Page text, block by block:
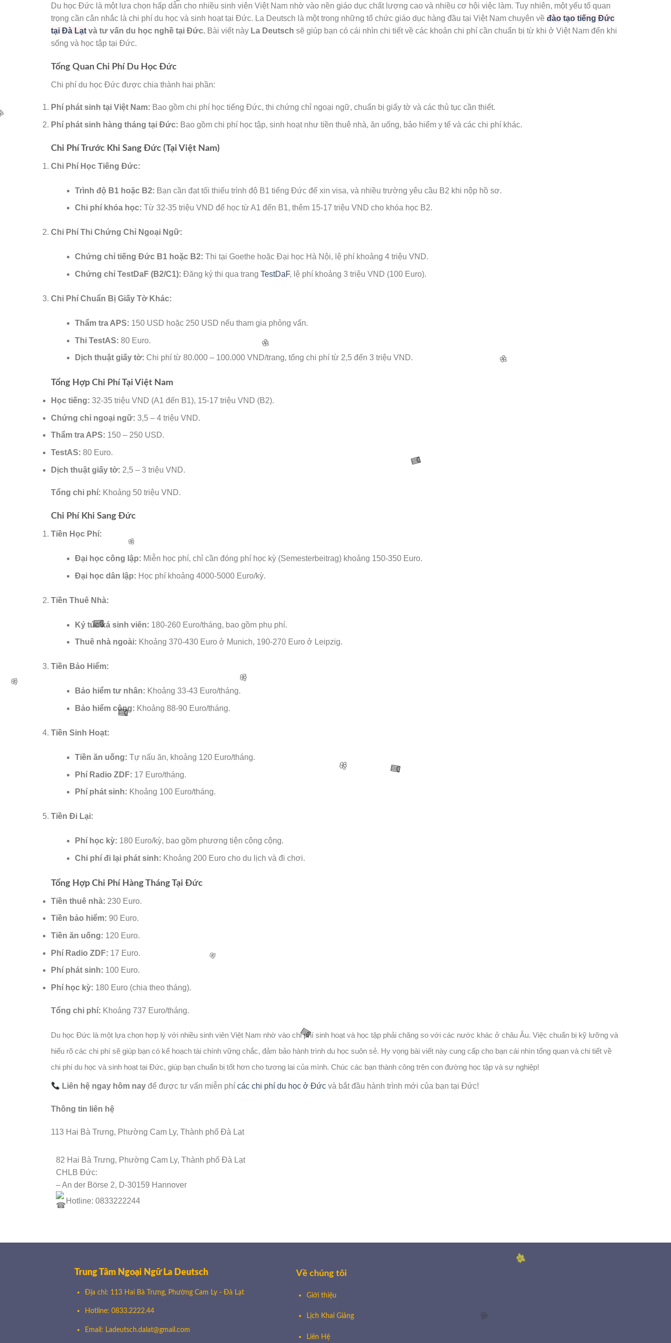
🌸
🧧
🧧
🌸
🌸
🌸
Du học Đức là một lựa chọn hấp dẫn cho nhiều sinh viên Việt Nam nhờ vào nền giáo dục chất lượng cao và nhiều cơ hội việc làm. Tuy nhiên, một yếu tố quan
trọng cần cân nhắc là chi phí du học và sinh hoạt tại Đức. La Deutsch là một trong những tổ chức giáo dục hàng đầu tại Việt Nam chuyên về đào tạo tiếng Đức
tại Đà Lạt và tư vấn du học nghề tại Đức. Bài viết này La Deutsch sẽ giúp bạn có cái nhìn chi tiết về các khoản chi phí cần chuẩn bị từ khi ở Việt Nam đến khi
sống và học tập tại Đức.
Tổng Quan Chi Phí Du Học Đức
Chi phí du học Đức được chia thành hai phần:
Phí phát sinh tại Việt Nam: Bao gồm chi phí học tiếng Đức, thi chứng chỉ ngoại ngữ, chuẩn bị giấy tờ và các thủ tục cần thiết.
Phí phát sinh hàng tháng tại Đức: Bao gồm chi phí học tập, sinh hoạt như tiền thuê nhà, ăn uống, bảo hiểm y tế và các chi phí khác.
Chi Phí Trước Khi Sang Đức (Tại Việt Nam)
Chi Phí Học Tiếng Đức:
Trình độ B1 hoặc B2: Bạn cần đạt tối thiểu trình độ B1 tiếng Đức để xin visa, và nhiều trường yêu cầu B2 khi nộp hồ sơ.
Chi phí khóa học: Từ 32-35 triệu VND để học từ A1 đến B1, thêm 15-17 triệu VND cho khóa học B2.
Chi Phí Thi Chứng Chỉ Ngoại Ngữ:
Chứng chỉ tiếng Đức B1 hoặc B2: Thi tại Goethe hoặc Đại học Hà Nội, lệ phí khoảng 4 triệu VND.
Chứng chỉ TestDaF (B2/C1): Đăng ký thi qua trang TestDaF, lệ phí khoảng 3 triệu VND (100 Euro).
Chi Phí Chuẩn Bị Giấy Tờ Khác:
Thẩm tra APS: 150 USD hoặc 250 USD nếu tham gia phỏng vấn.
Thi TestAS: 80 Euro.
Dịch thuật giấy tờ: Chi phí từ 80.000 – 100.000 VND/trang, tổng chi phí từ 2,5 đến 3 triệu VND.
Tổng Hợp Chi Phí Tại Việt Nam
Học tiếng: 32-35 triệu VND (A1 đến B1), 15-17 triệu VND (B2).
Chứng chỉ ngoại ngữ: 3,5 – 4 triệu VND.
Thẩm tra APS: 150 – 250 USD.
TestAS: 80 Euro.
Dịch thuật giấy tờ: 2,5 – 3 triệu VND.
Tổng chi phí: Khoảng 50 triệu VND.
Chi Phí Khi Sang Đức
Tiền Học Phí:
Đại học công lập: Miễn học phí, chỉ cần đóng phí học kỳ (Semesterbeitrag) khoảng 150-350 Euro.
Đại học dân lập: Học phí khoảng 4000-5000 Euro/kỳ.
Tiền Thuê Nhà:
Ký túc xá sinh viên: 180-260 Euro/tháng, bao gồm phụ phí.
Thuê nhà ngoài: Khoảng 370-430 Euro ở Munich, 190-270 Euro ở Leipzig.
Tiền Bảo Hiểm:
Bảo hiểm tư nhân: Khoảng 33-43 Euro/tháng.
Bảo hiểm công: Khoảng 88-90 Euro/tháng.
Tiền Sinh Hoạt:
Tiền ăn uống: Tự nấu ăn, khoảng 120 Euro/tháng.
Phí Radio ZDF: 17 Euro/tháng.
Phí phát sinh: Khoảng 100 Euro/tháng.
Tiền Đi Lại:
Phí học kỳ: 180 Euro/kỳ, bao gồm phương tiện công cộng.
Chi phí đi lại phát sinh: Khoảng 200 Euro cho du lịch và đi chơi.
Tổng Hợp Chi Phí Hàng Tháng Tại Đức
Tiền thuê nhà: 230 Euro.
Tiền bảo hiểm: 90 Euro.
Tiền ăn uống: 120 Euro.
Phí Radio ZDF: 17 Euro.
Phí phát sinh: 100 Euro.
Phí học kỳ: 180 Euro (chia theo tháng).
Tổng chi phí: Khoảng 737 Euro/tháng.
Du học Đức là một lựa chọn hợp lý với nhiều sinh viên Việt Nam nhờ vào chi phí sinh hoạt và học tập phải chăng so với các nước khác ở châu Âu. Việc chuẩn bị kỹ lưỡng và
hiểu rõ các chi phí sẽ giúp bạn có kế hoạch tài chính vững chắc, đảm bảo hành trình du học suôn sẻ. Hy vọng bài viết này cung cấp cho bạn cái nhìn tổng quan và chi tiết về
chi phí du học và sinh hoạt tại Đức, giúp bạn chuẩn bị tốt hơn cho tương lai của mình. Chúc các bạn thành công trên con đường học tập và sự nghiệp!
Liên hệ ngay hôm nay để được tư vấn miễn phícác chi phí du học ở Đức và bắt đầu hành trình mới của bạn tại Đức!
Thông tin liên hệ
113 Hai Bà Trưng, Phường Cam Ly, Thành phố Đà Lạt
82 Hai Bà Trưng, Phường Cam Ly, Thành phố Đà Lạt
CHLB Đức:
– An der Börse 2, D-30159 Hannover
Hotline: 0833222244
Trung Tâm Ngoại Ngữ La Deutsch
Địa chỉ: 113 Hai Bà Trưng, Phường Cam Ly - Đà Lạt
Hotline: 0833.2222.44
Email: Ladeutsch.dalat@gmail.com
Về chúng tôi
Giới thiệu
Lịch Khai Giảng
Liên Hệ